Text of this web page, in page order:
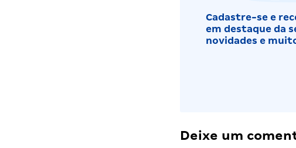
Cadastre-se e
em destaque da
novidades e
Deixe um